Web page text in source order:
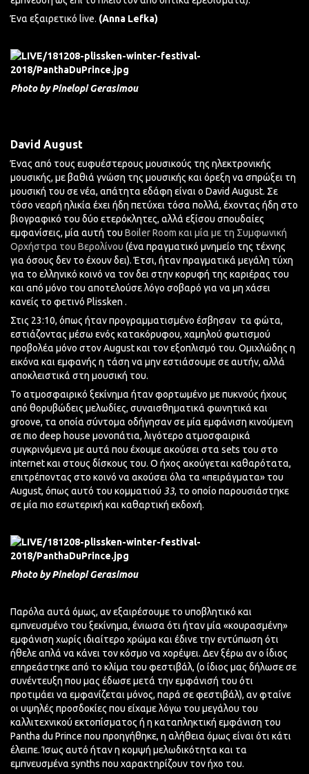
Ένα εξαιρετικό live. (Anna Lefka)
Photo by Pinelopi Gerasimou
David August
Ένας από τους ευφυέστερους μουσικούς της ηλεκτρονικής
μουσικής, με βαθιά γνώση της μουσικής και όρεξη να σπρώξει τη
μουσική του σε νέα, απάτητα εδάφη είναι ο David August. Σε
τόσο νεαρή ηλικία έχει ήδη πετύχει τόσα πολλά, έχοντας ήδη στο
βιογραφικό του δύο ετερόκλητες, αλλά εξίσου σπουδαίες
εμφανίσεις, μία αυτή του Boiler Room και μία με τη Συμφωνική
Ορχήστρα του Βερολίνου (ένα πραγματικό μνημείο της τέχνης
για όσους δεν το έχουν δει). Έτσι, ήταν πραγματικά μεγάλη τύχη
για το ελληνικό κοινό να τον δει στην κορυφή της καριέρας του
και από μόνο του αποτελούσε λόγο σοβαρό για να μη χάσει
κανείς το φετινό Plissken .
Στις 23:10, όπως ήταν προγραμματισμένο έσβησαν τα φώτα,
εστιάζοντας μέσω ενός κατακόρυφου, χαμηλού φωτισμού
προβολέα μόνο στον August και τον εξοπλισμό του. Ομιχλώδης η
εικόνα και εμφανής η τάση να μην εστιάσουμε σε αυτήν, αλλά
αποκλειστικά στη μουσική του.
Το ατμοσφαιρικό ξεκίνημα ήταν φορτωμένο με πυκνούς ήχους
από θορυβώδεις μελωδίες, συναισθηματικά φωνητικά και
groove, τα οποία σύντομα οδήγησαν σε μία εμφάνιση κινούμενη
σε πιο deep house μονοπάτια, λιγότερο ατμοσφαιρικά
συγκρινόμενα με αυτά που έχουμε ακούσει στα sets του στο
internet και στους δίσκους του. Ο ήχος ακούγεται καθαρότατα,
επιτρέποντας στο κοινό να ακούσει όλα τα «πειράγματα» του
August, όπως αυτό του κομματιού 33, το οποίο παρουσιάστηκε
σε μία πιο εσωτερική και καθαρτική εκδοχή.
Photo by Pinelopi Gerasimou
Παρόλα αυτά όμως, αν εξαιρέσουμε το υποβλητικό και
εμπνευσμένο του ξεκίνημα, ένιωσα ότι ήταν μία «κουρασμένη»
εμφάνιση χωρίς ιδιαίτερο χρώμα και έδινε την εντύπωση ότι
ήθελε απλά να κάνει τον κόσμο να χορέψει. Δεν ξέρω αν ο ίδιος
επηρεάστηκε από το κλίμα του φεστιβάλ, (ο ίδιος μας δήλωσε σε
συνέντευξη που μας έδωσε μετά την εμφάνισή του ότι
προτιμάει να εμφανίζεται μόνος, παρά σε φεστιβάλ), αν φταίνε
οι υψηλές προσδοκίες που είχαμε λόγω του μεγάλου του
καλλιτεχνικού εκτοπίσματος ή η καταπληκτική εμφάνιση του
Pantha du Prince που προηγήθηκε, η αλήθεια όμως είναι ότι κάτι
έλειπε. Ίσως αυτό ήταν η κομψή μελωδικότητα και τα
εμπνευσμένα synths που χαρακτηρίζουν τον ήχο του.